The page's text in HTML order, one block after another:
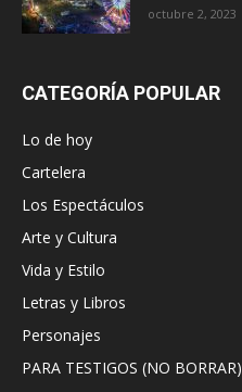
octubre 2, 2023
CATEGORÍA POPULAR
Lo de hoy
Cartelera
Los Espectáculos
Arte y Cultura
Vida y Estilo
Letras y Libros
Personajes
PARA TESTIGOS (NO BORRAR)